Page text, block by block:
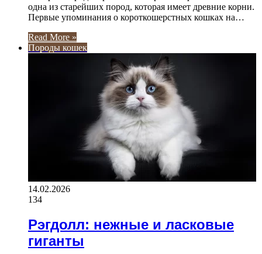
одна из старейших пород, которая имеет древние корни.
Первые упоминания о короткошерстных кошках на…
Read More »
Породы кошек
14.02.2026
134
Рэгдолл: нежные и ласковые
гиганты